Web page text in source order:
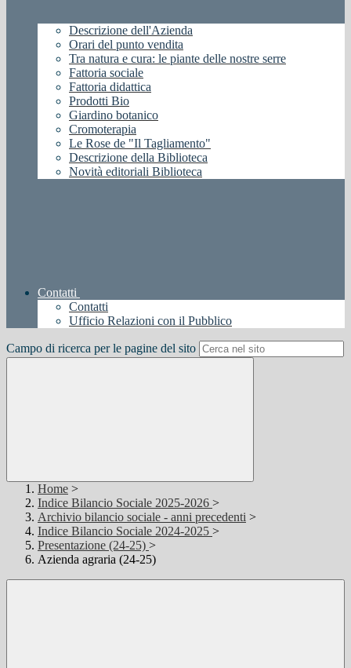
Descrizione dell'Azienda
Orari del punto vendita
Tra natura e cura: le piante delle nostre serre
Fattoria sociale
Fattoria didattica
Prodotti Bio
Giardino botanico
Cromoterapia
Le Rose de "Il Tagliamento"
Descrizione della Biblioteca
Novità editoriali Biblioteca
Contatti
Contatti
Ufficio Relazioni con il Pubblico
Campo di ricerca per le pagine del sito
Home >
Indice Bilancio Sociale 2025-2026 >
Archivio bilancio sociale - anni precedenti >
Indice Bilancio Sociale 2024-2025 >
Presentazione (24-25) >
Azienda agraria (24-25)